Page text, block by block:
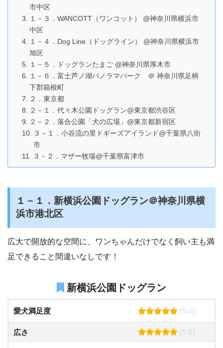
市中区
１－３．WANCOTT（ワンコット） @神奈川県横浜市
中区
１－４．Dog Line（ドッグライン） @神奈川県横浜市
旭区
１－５．ドッグランたまご @神奈川県厚木市
１－６．富士芦ノ湖パノラマパーク ＠ 神奈川県足柄
下郡箱根町
２．東京都
２－１．代々木公園ドッグラン@東京都渋谷区
２－２．落合公園「犬の広場」@東京都新宿区
３－１．小谷流の里ドギーズアイランド@千葉県八街
市
３－２．マザー牧場@千葉県富津市
１－１．新横浜公園ドッグラン＠神奈川県横
浜市港北区
広大で開放的な空間に、ワンちゃんだけでなく飼い主も満
足できること間違いなしです！
新横浜公園ドッグラン
愛犬満足度 (5.0)
広さ (5.0)